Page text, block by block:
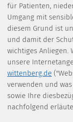
für Patienten,
Umgang mit
diesem Grund ist
und damit der
wichtiges Anliegen.
unsere
wittenberg.de
verwenden und
sowie Ihre
nachfolgend